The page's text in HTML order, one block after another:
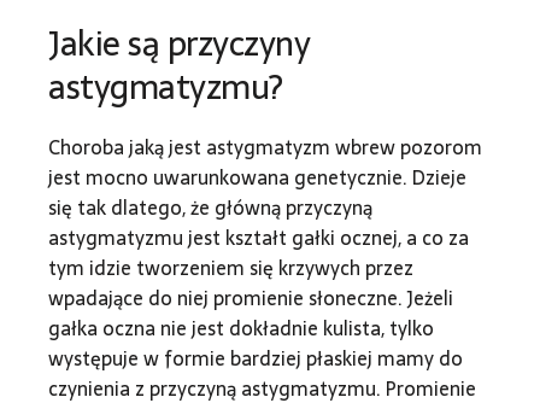
Jakie są przyczyny
astygmatyzmu?
Choroba jaką jest astygmatyzm wbrew pozorom
jest mocno uwarunkowana genetycznie. Dzieje
się tak dlatego, że główną przyczyną
astygmatyzmu jest kształt gałki ocznej, a co za
tym idzie tworzeniem się krzywych przez
wpadające do niej promienie słoneczne. Jeżeli
gałka oczna nie jest dokładnie kulista, tylko
występuje w formie bardziej płaskiej mamy do
czynienia z przyczyną astygmatyzmu. Promienie